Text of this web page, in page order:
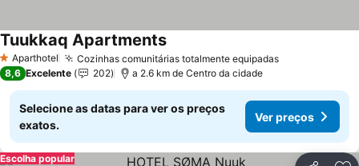
1 Estrelas
Aparthotel Cozinhas comunitárias totalmente equipadasVer preços
Tuukkaq ApartmentsVer preços
8,6 Excelente 202 a 2.6 km de Centro da cidade
Selecione as datas para ver os preços
exatos.
Ver preços
Escolha popular